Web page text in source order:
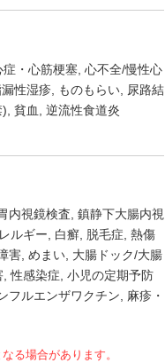
症・心筋梗塞 心不全/慢性心
漏性湿疹 ものもらい
尿路結
) 貧血
逆流性食道炎
内視鏡検査 鎮静下大腸内視
ルギー 白癬 脱毛症 熱傷
害 めまい 大腸ドック/大腸
性感染症 小児の定期予防
フルエンザワクチン
麻疹・
る場合があります。